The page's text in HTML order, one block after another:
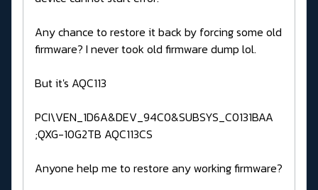
Any chance to restore it back by forcing some old
firmware? I never took old firmware dump lol.
But it's AQC113
PCI\VEN_1D6A&DEV_94C0&SUBSYS_C0131BAA
;QXG-10G2TB AQC113CS
Anyone help me to restore any working firmware?